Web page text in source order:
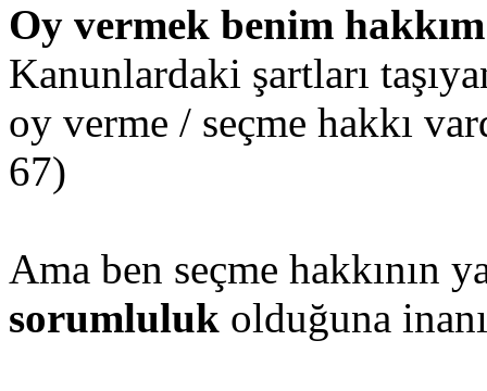
Oy vermek benim hakkım
Kanunlardaki şartları
oy verme / seçme hakkı
67)
Ama ben seçme hakkının
sorumluluk olduğuna